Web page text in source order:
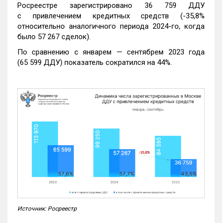
Росреестре зарегистрировано 36 759 ДДУ
с привлечением кредитных средств (-35,8%
относительно аналогичного периода 2024-го, когда
было 57 267 сделок).
По сравнению с январем — сентябрем 2023 года
(65 599 ДДУ) показатель сократился на 44%.
Источник: Росреестр